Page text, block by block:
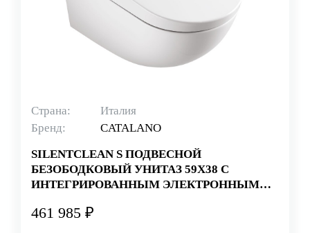
Страна:
Италия
Бренд:
CATALANO
SILENTCLEAN S ПОДВЕСНОЙ
БЕЗОБОДКОВЫЙ УНИТАЗ 59X38 С
ИНТЕГРИРОВАННЫМ ЭЛЕКТРОННЫМ
461 985 ₽